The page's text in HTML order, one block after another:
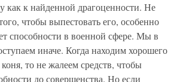
как к найденной драгоценности. Не
чтобы выпестовать его, особенно
способности в военной сфере. Мы в
иначе. Когда находим хорошего
то не жалеем средств, чтобы
до совершенства. Но если